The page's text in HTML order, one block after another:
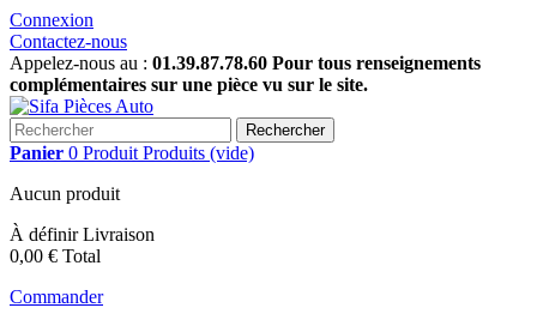
Connexion
Contactez-nous
Appelez-nous au : 01.39.87.78.60 Pour tous renseignements
complémentaires sur une pièce vu sur le site.
Rechercher
Panier 0 Produit Produits (vide)
Aucun produit
À définirLivraison
0,00 € Total
Commander